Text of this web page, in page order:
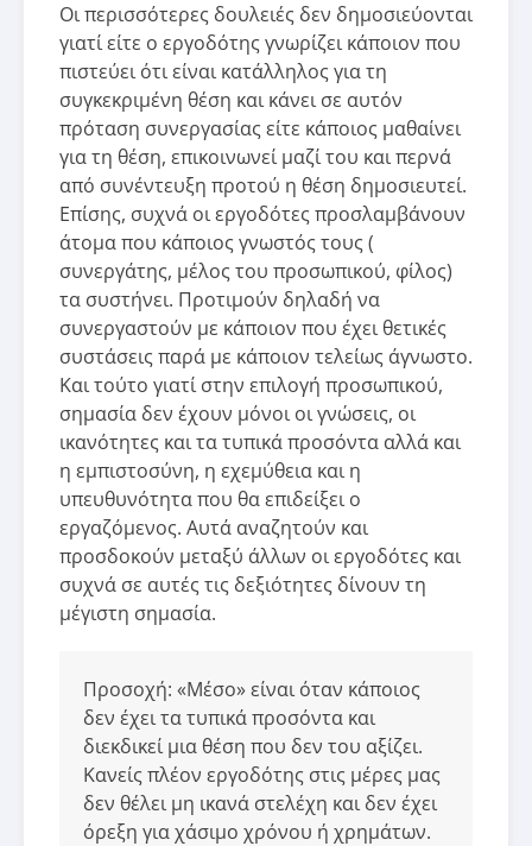
Οι περισσότερες δουλειές δεν δημοσιεύονται
γιατί είτε ο εργοδότης γνωρίζει κάποιον που
πιστεύει ότι είναι κατάλληλος για τη
συγκεκριμένη θέση και κάνει σε αυτόν
πρόταση συνεργασίας είτε κάποιος μαθαίνει
για τη θέση, επικοινωνεί μαζί του και περνά
από συνέντευξη προτού η θέση δημοσιευτεί.
Επίσης, συχνά οι εργοδότες προσλαμβάνουν
άτομα που κάποιος γνωστός τους (
συνεργάτης, μέλος του προσωπικού, φίλος)
τα συστήνει. Προτιμούν δηλαδή να
συνεργαστούν με κάποιον που έχει θετικές
συστάσεις παρά με κάποιον τελείως άγνωστο.
Και τούτο γιατί στην επιλογή προσωπικού,
σημασία δεν έχουν μόνοι οι γνώσεις, οι
ικανότητες και τα τυπικά προσόντα αλλά και
η εμπιστοσύνη, η εχεμύθεια και η
υπευθυνότητα που θα επιδείξει ο
εργαζόμενος. Αυτά αναζητούν και
προσδοκούν μεταξύ άλλων οι εργοδότες και
συχνά σε αυτές τις δεξιότητες δίνουν τη
μέγιστη σημασία.
Προσοχή: «Μέσο» είναι όταν κάποιος
δεν έχει τα τυπικά προσόντα και
διεκδικεί μια θέση που δεν του αξίζει.
Κανείς πλέον εργοδότης στις μέρες μας
δεν θέλει μη ικανά στελέχη και δεν έχει
όρεξη για χάσιμο χρόνου ή χρημάτων.